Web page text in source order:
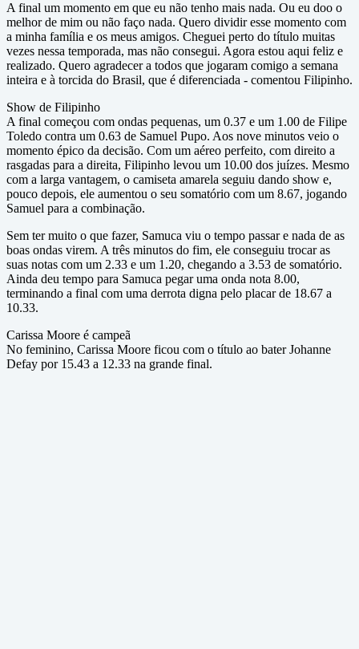
A final um momento em que eu não tenho mais nada. Ou eu doo o
melhor de mim ou não faço nada. Quero dividir esse momento com
a minha família e os meus amigos. Cheguei perto do título muitas
vezes nessa temporada, mas não consegui. Agora estou aqui feliz e
realizado. Quero agradecer a todos que jogaram comigo a semana
inteira e à torcida do Brasil, que é diferenciada - comentou Filipinho.
Show de Filipinho
A final começou com ondas pequenas, um 0.37 e um 1.00 de Filipe
Toledo contra um 0.63 de Samuel Pupo. Aos nove minutos veio o
momento épico da decisão. Com um aéreo perfeito, com direito a
rasgadas para a direita, Filipinho levou um 10.00 dos juízes. Mesmo
com a larga vantagem, o camiseta amarela seguiu dando show e,
pouco depois, ele aumentou o seu somatório com um 8.67, jogando
Samuel para a combinação.
Sem ter muito o que fazer, Samuca viu o tempo passar e nada de as
boas ondas virem. A três minutos do fim, ele conseguiu trocar as
suas notas com um 2.33 e um 1.20, chegando a 3.53 de somatório.
Ainda deu tempo para Samuca pegar uma onda nota 8.00,
terminando a final com uma derrota digna pelo placar de 18.67 a
10.33.
Carissa Moore é campeã
No feminino, Carissa Moore ficou com o título ao bater Johanne
Defay por 15.43 a 12.33 na grande final.